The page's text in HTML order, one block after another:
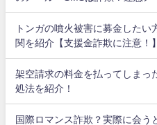
トンガの噴火被害に募金した
関を紹介【支援金詐欺に注意！】
架空請求の料金を払ってしまっ
処法を紹介！
国際ロマンス詐欺？実際に会う